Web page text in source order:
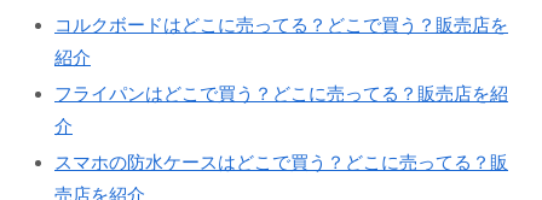
コルクボードはどこに売ってる？どこで買う？販売店を
紹介
フライパンはどこで買う？どこに売ってる？販売店を紹
介
スマホの防水ケースはどこで買う？どこに売ってる？販
売店を紹介